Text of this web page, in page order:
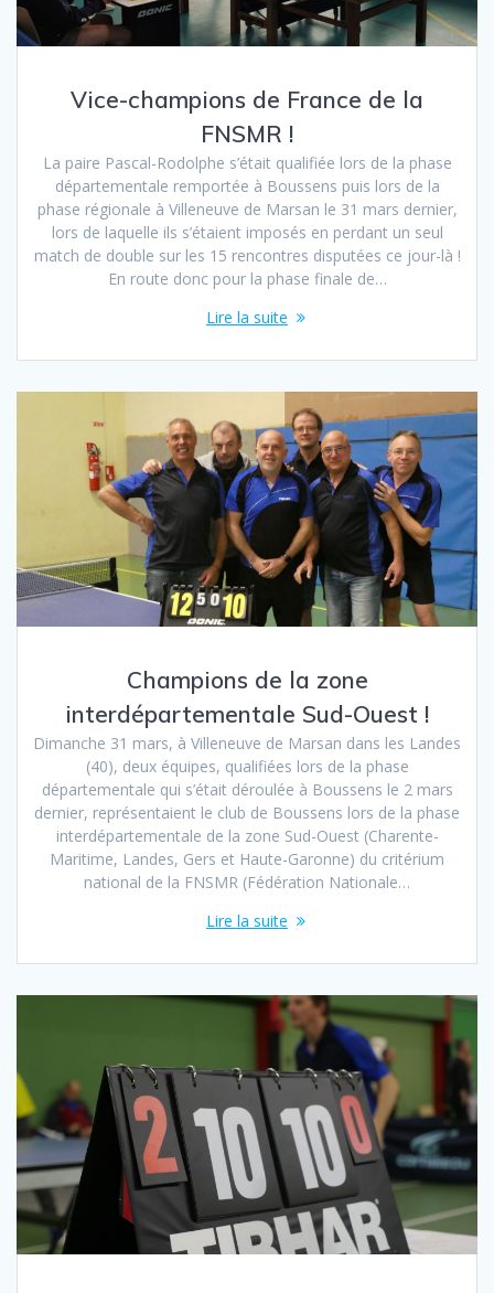
Vice-champions de France de la
FNSMR !
La paire Pascal-Rodolphe s’était qualifiée lors de la phase
départementale remportée à Boussens puis lors de la
phase régionale à Villeneuve de Marsan le 31 mars dernier,
lors de laquelle ils s’étaient imposés en perdant un seul
match de double sur les 15 rencontres disputées ce jour-là !
En route donc pour la phase finale de…
Lire la suite
Champions de la zone
interdépartementale Sud-Ouest !
Dimanche 31 mars, à Villeneuve de Marsan dans les Landes
(40), deux équipes, qualifiées lors de la phase
départementale qui s’était déroulée à Boussens le 2 mars
dernier, représentaient le club de Boussens lors de la phase
interdépartementale de la zone Sud-Ouest (Charente-
Maritime, Landes, Gers et Haute-Garonne) du critérium
national de la FNSMR (Fédération Nationale…
Lire la suite